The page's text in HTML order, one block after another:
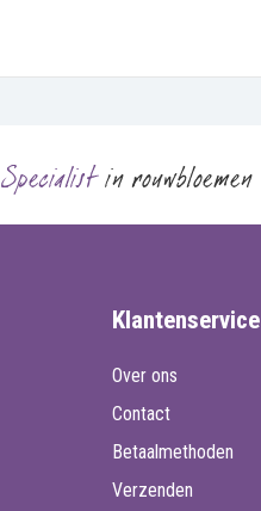
Specialistin rouwbloemen
Klantenservice
Over ons
Contact
Betaalmethoden
Verzenden